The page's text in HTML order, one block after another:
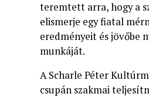
teremtett arra, hogy a
elismerje egy fiatal
eredményeit és jövőbe
munkáját.
A Scharle Péter
csupán szakmai